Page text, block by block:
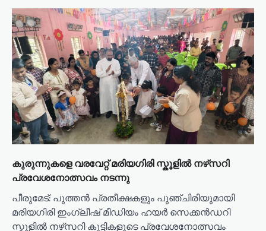
കുരുന്നുകളെ വരവേറ്റ് മരിയഗിരി സ്കൂളിൽ നഴ്‌സറി
പ്രവേശനോത്സവം നടന്നു
പീരുമേട്: പുത്തൻ പ്രതീക്ഷകളും പുഞ്ചിരിയുമായി
മരിയഗിരി ഇംഗ്ലീഷ് മീഡിയം ഹയർ സെക്കൻഡറി
സ്കൂളിൽ നഴ്‌സറി കുട്ടികളുടെ പ്രവേശനോത്സവം